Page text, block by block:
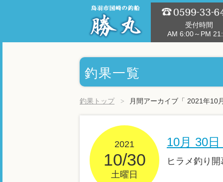
受付時間
AM 6:00～PM
釣果一覧
釣果トップ 月間アーカイブ「 2021年10
2021
10/30
土曜日
10月 30
ヒラメ釣り